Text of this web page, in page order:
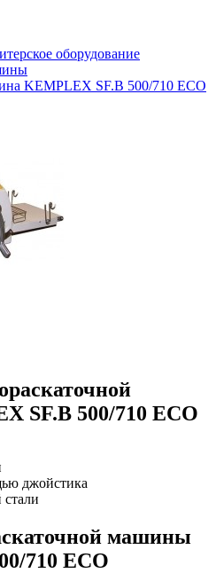
оборудование
KEMPLEX SF.B 500/710 ECO
SF.B 500/710 ECO
джойстика
машины
710 ECO